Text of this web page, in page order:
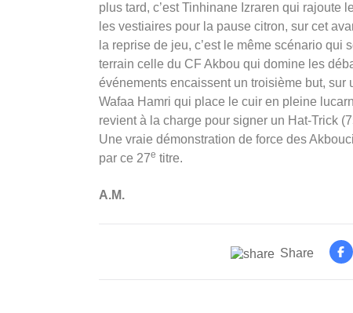
plus tard, c’est Tinhinane Izraren qui rajoute
les vestiaires pour la pause citron, sur cet
la reprise de jeu, c’est le même scénario
terrain celle du CF Akbou qui domine les
événements encaissent un troisième but, sur
Wafaa Hamri qui place le cuir en pleine
revient à la charge pour signer un Hat-Trick
Une vraie démonstration de force des
par ce 27e titre.
A.M.
Share